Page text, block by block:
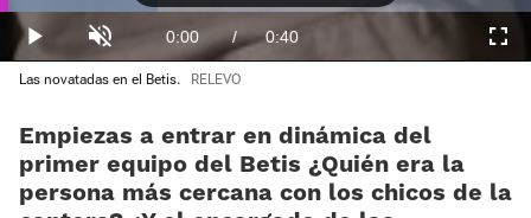
Play Unmute Current
Time
0:00 / Duration
0:40
:
29.63%
Las novatadas en el Betis. RELEVO
Empiezas a entrar en dinámica del
primer equipo del Betis ¿Quién era la
persona más cercana con los chicos de la